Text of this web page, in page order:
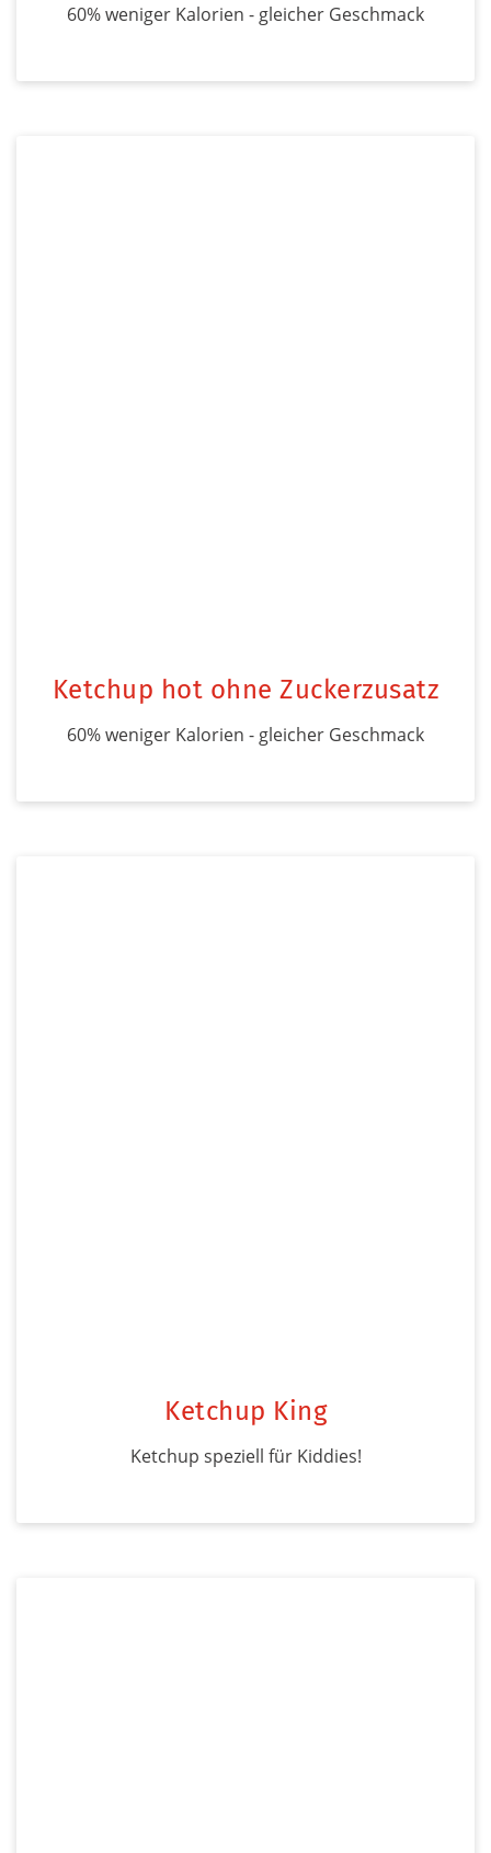
60% weniger Kalorien - gleicher Geschmack
Ketchup hot ohne Zuckerzusatz
60% weniger Kalorien - gleicher Geschmack
Ketchup King
Ketchup speziell für Kiddies!